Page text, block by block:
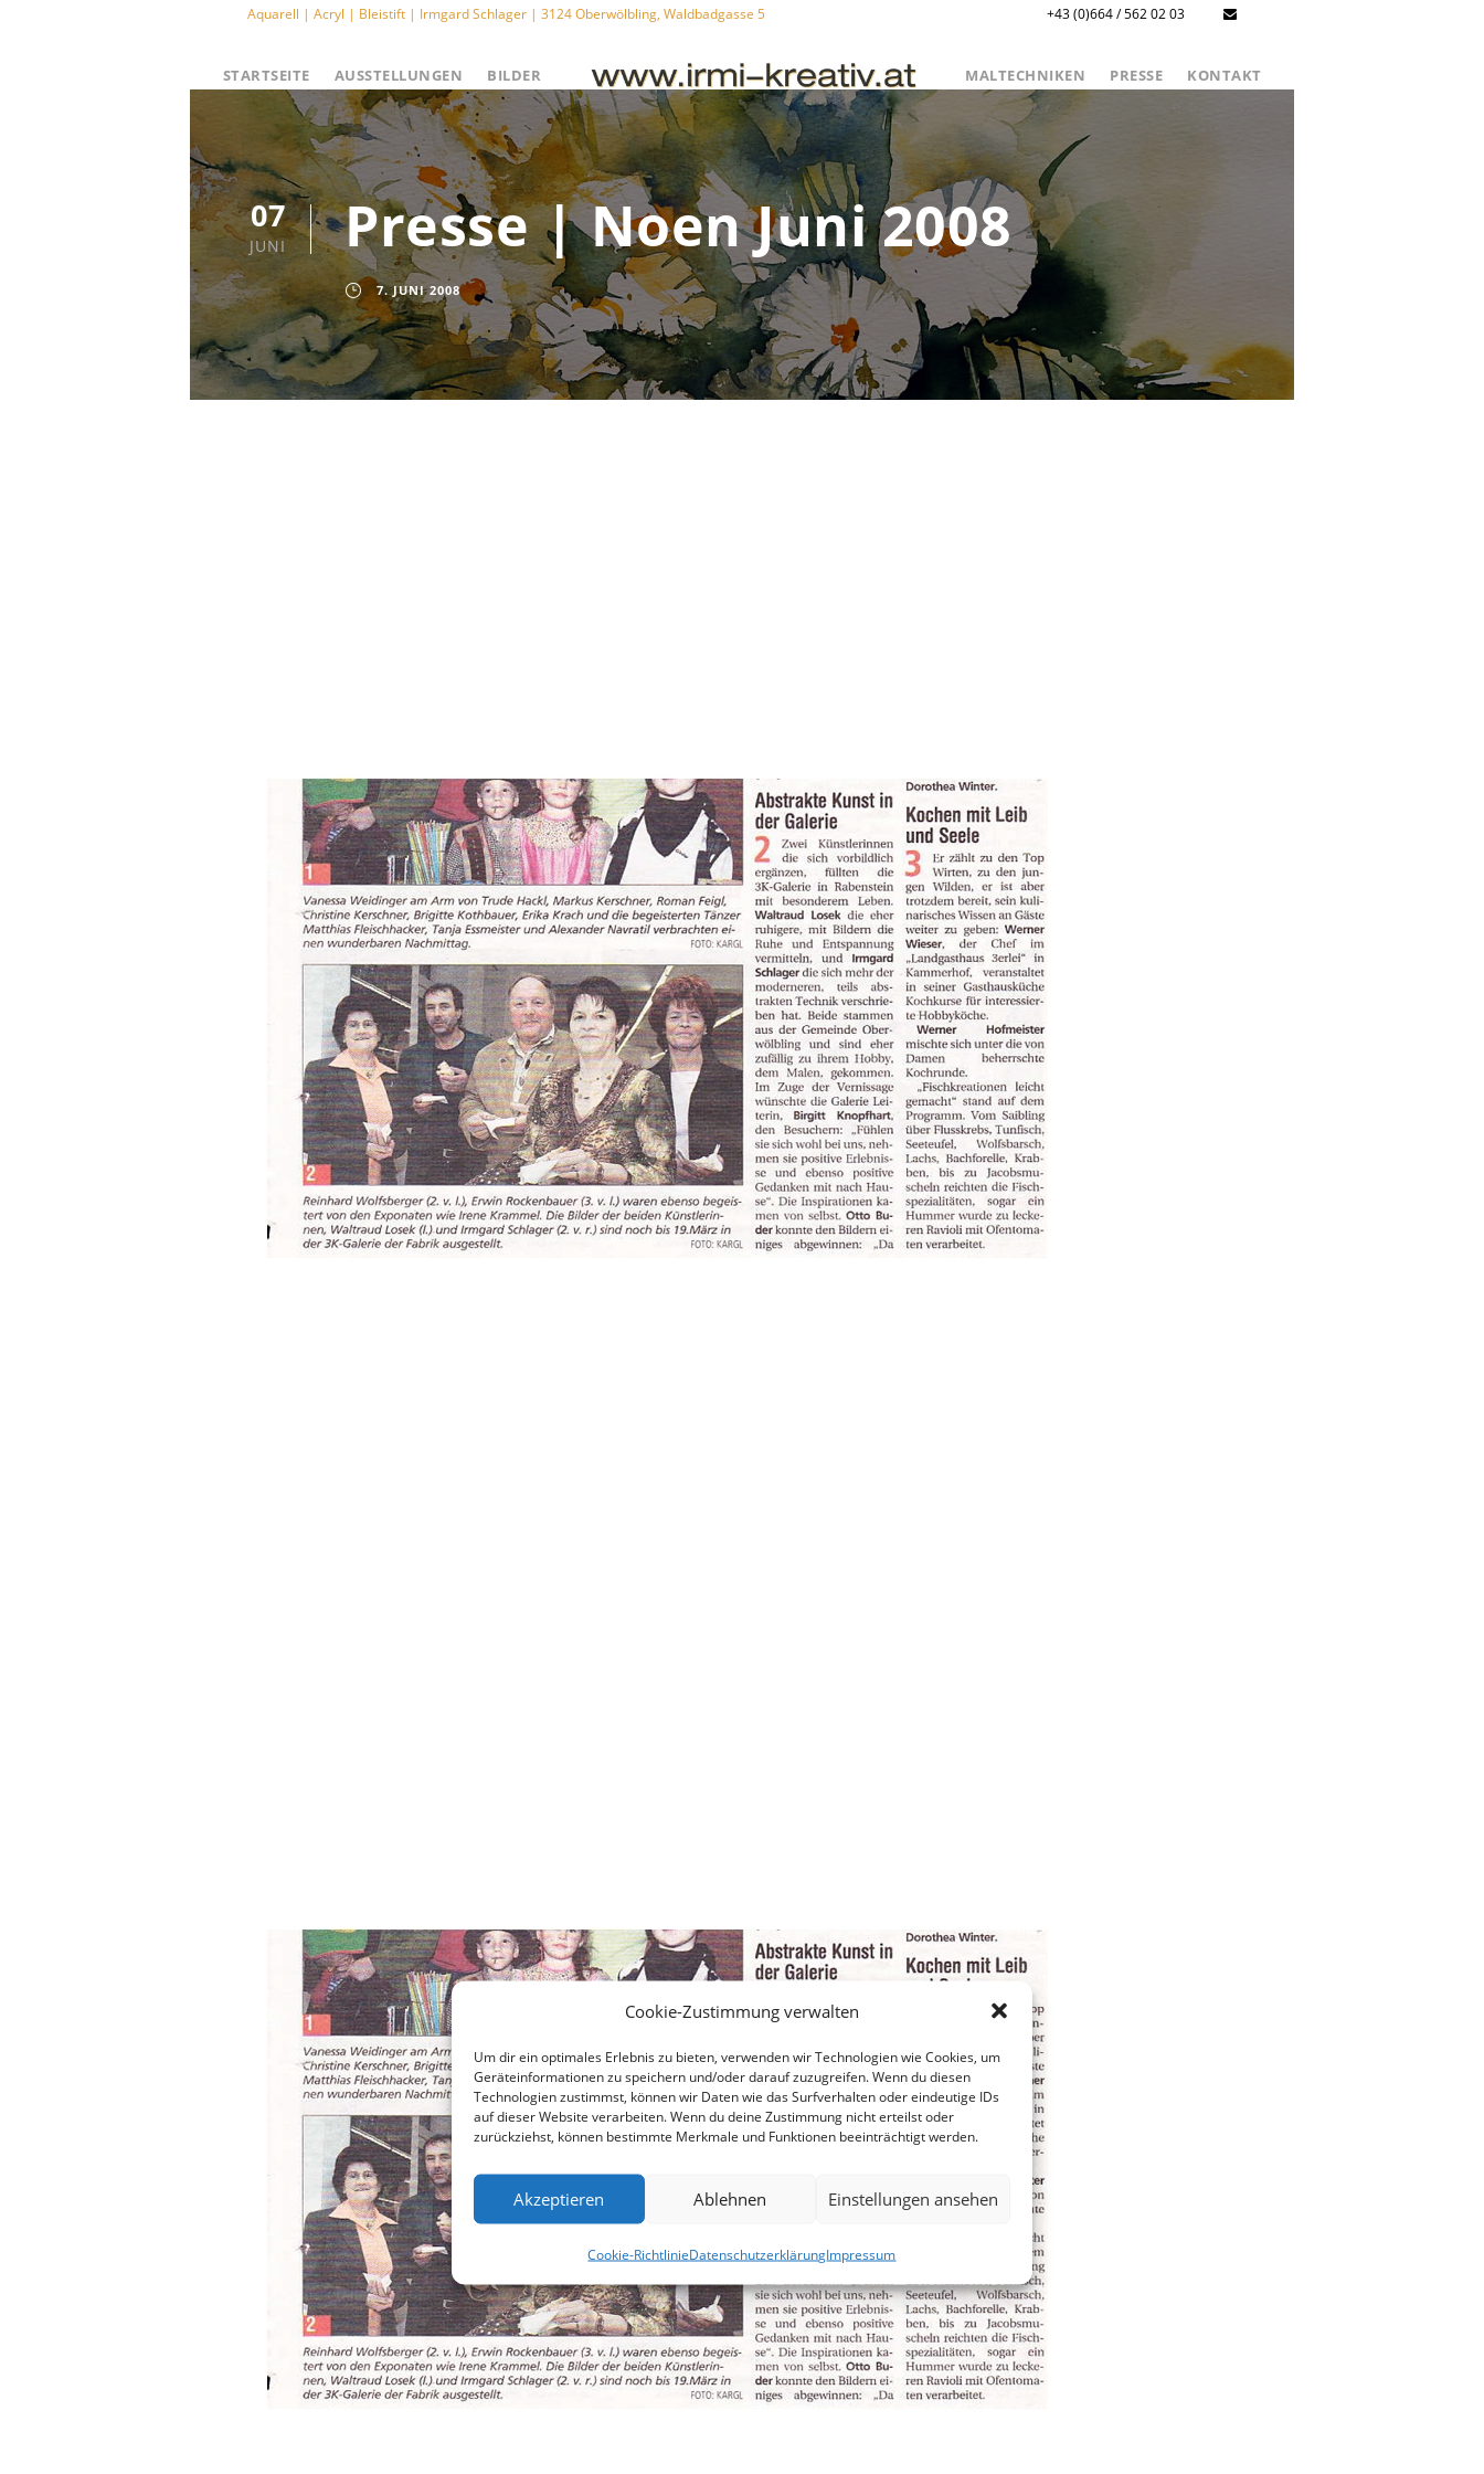
Cookie-Zustimmung verwalten
Um dir ein optimales Erlebnis zu bieten, verwenden wir Technologien wie Cookies, um
Geräteinformationen zu speichern und/oder darauf zuzugreifen. Wenn du diesen
Technologien zustimmst, können wir Daten wie das Surfverhalten oder eindeutige IDs
auf dieser Website verarbeiten. Wenn du deine Zustimmung nicht erteilst oder
zurückziehst, können bestimmte Merkmale und Funktionen beeinträchtigt werden.
Akzeptieren Ablehnen Einstellungen ansehen
Cookie-RichtlinieDatenschutzerklärungImpressum
Aquarell | Acryl | Bleistift | Irmgard Schlager | 3124 Oberwölbling, Waldbadgasse 5 +43 (0)664 / 562 02 03
STARTSEITE AUSSTELLUNGEN BILDER MALTECHNIKEN PRESSE KONTAKT
07
JUNI Presse | Noen Juni 2008
7. JUNI 2008